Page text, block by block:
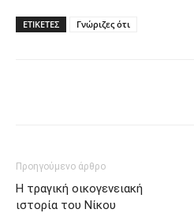
ΕΤΙΚΕΤΕΣ Γνώριζες ότι
Προηγούμενο άρθρο
Η τραγική οικογενειακή
ιστορία του Νίκου